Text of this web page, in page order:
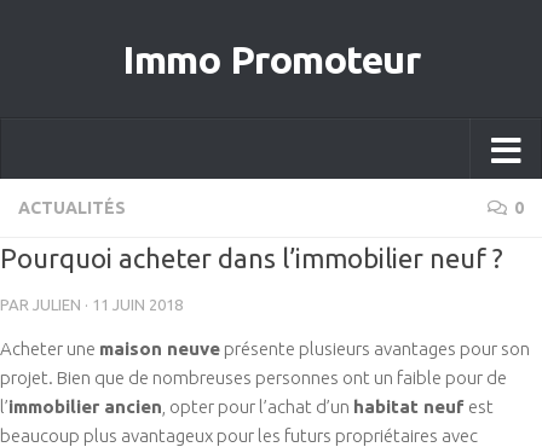
Immo Promoteur
ACTUALITÉS 0
Pourquoi acheter dans l’immobilier neuf ?
PAR JULIEN · 11 JUIN 2018
Acheter une maison neuve présente plusieurs avantages pour son
projet. Bien que de nombreuses personnes ont un faible pour de
l’immobilier ancien , opter pour l’achat d’un habitat neuf est
beaucoup plus avantageux pour les futurs propriétaires avec